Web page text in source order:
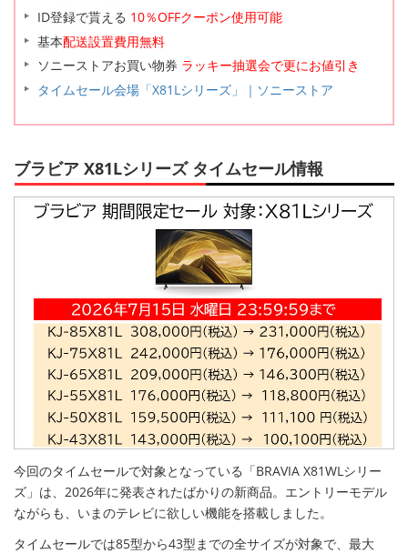
ID登録で貰える 10％OFFクーポン使用可能
基本配送設置費用無料
ソニーストアお買い物券 ラッキー抽選会で更にお値引き
タイムセール会場「X81Lシリーズ」｜ソニーストア
ブラビア X81Lシリーズ タイムセール情報
今回のタイムセールで対象となっている「BRAVIA X81WLシリー
ズ」は、2026年に発表されたばかりの新商品。エントリーモデル
ながらも、いまのテレビに欲しい機能を搭載しました。
タイムセールでは85型から43型までの全サイズが対象で、最大